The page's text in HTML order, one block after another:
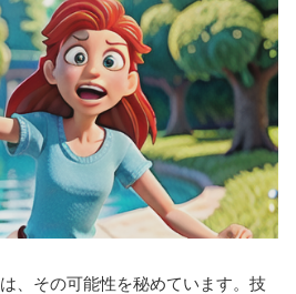
は、その可能性を秘めています。技